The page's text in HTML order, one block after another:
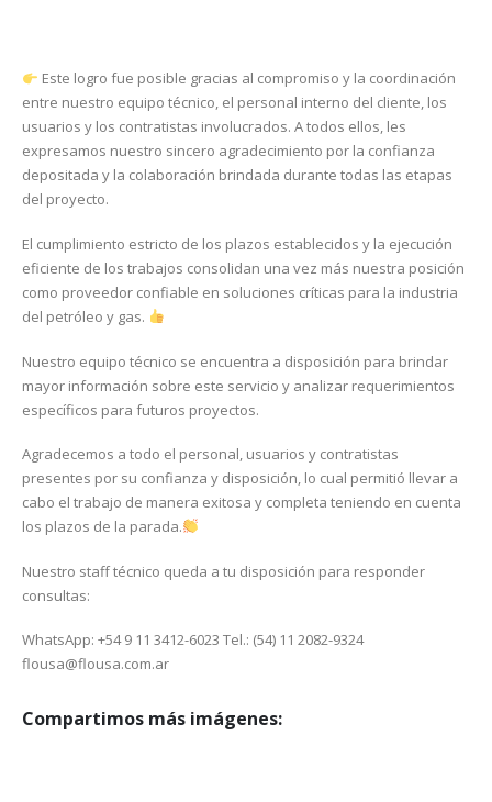
Este logro fue posible gracias al compromiso y la coordinación
entre nuestro equipo técnico, el personal interno del cliente, los
usuarios y los contratistas involucrados. A todos ellos, les
expresamos nuestro sincero agradecimiento por la confianza
depositada y la colaboración brindada durante todas las etapas
del proyecto.
El cumplimiento estricto de los plazos establecidos y la ejecución
eficiente de los trabajos consolidan una vez más nuestra posición
como proveedor confiable en soluciones críticas para la industria
del petróleo y gas.
Nuestro equipo técnico se encuentra a disposición para brindar
mayor información sobre este servicio y analizar requerimientos
específicos para futuros proyectos.
Agradecemos a todo el personal, usuarios y contratistas
presentes por su confianza y disposición, lo cual permitió llevar a
cabo el trabajo de manera exitosa y completa teniendo en cuenta
los plazos de la parada.
Nuestro staff técnico queda a tu disposición para responder
consultas:
WhatsApp: +54 9 11 3412-6023 Tel.: (54) 11 2082-9324
flousa@flousa.com.ar
Compartimos más imágenes: